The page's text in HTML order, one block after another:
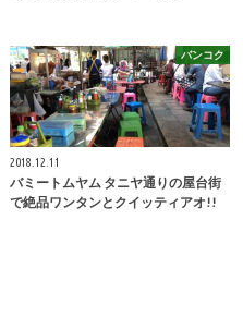
バンコク
2018.12.11
バミートムヤム タニヤ通りの屋台街
で絶品ワンタンとクイッティアオ!!